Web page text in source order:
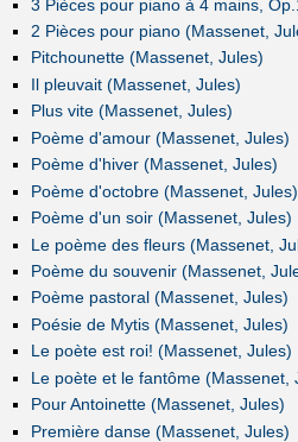
3 Pièces pour piano à 4 mains,
2 Pièces pour piano (Massenet,
Pitchounette (Massenet, Jules)
Il pleuvait (Massenet, Jules)
Plus vite (Massenet, Jules)
Poème d'amour (Massenet, Jules)
Poème d'hiver (Massenet, Jules)
Poème d'octobre (Massenet, Jules)
Poème d'un soir (Massenet, Jules)
Le poème des fleurs (Massenet,
Poème du souvenir (Massenet,
Poème pastoral (Massenet, Jules)
Poésie de Mytis (Massenet, Jules)
Le poète est roi! (Massenet, Jules)
Le poète et le fantôme (Massenet,
Pour Antoinette (Massenet, Jules)
Première danse (Massenet, Jules)